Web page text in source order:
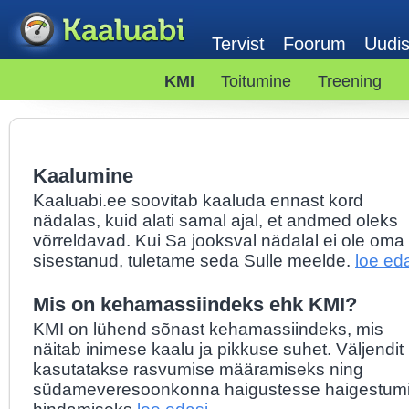
Tervist Foorum
KMI Toitumine Treening
Kaalumine
Kaaluabi.ee soovitab kaaluda ennast kord
nädalas, kuid alati samal ajal, et andmed oleks
võrreldavad. Kui Sa jooksval nädalal ei ole
sisestanud, tuletame seda Sulle meelde. loe
Mis on kehamassiindeks ehk KMI?
KMI on lühend sõnast kehamassiindeks, mis
näitab inimese kaalu ja pikkuse suhet. Väljendit
kasutatakse rasvumise määramiseks ning
südameveresoonkonna haigustesse